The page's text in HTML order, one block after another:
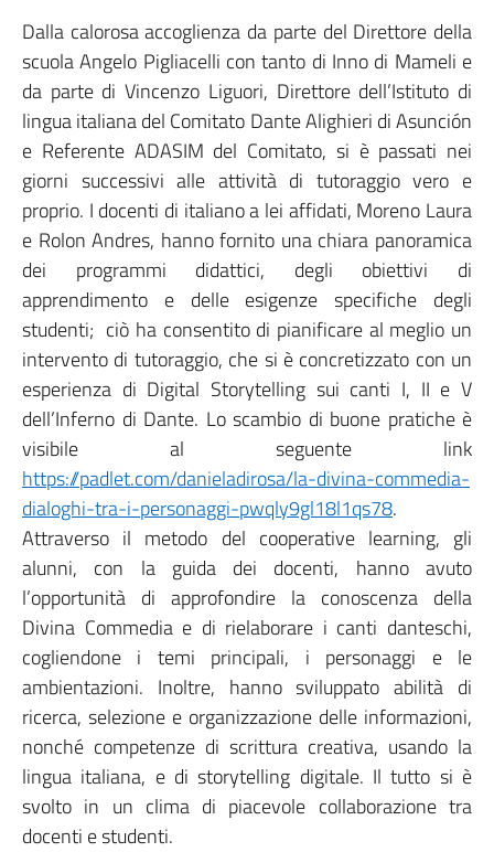
Dalla calorosa accoglienza da parte del Direttore della
scuola Angelo Pigliacelli con tanto di Inno di Mameli e
da parte di Vincenzo Liguori, Direttore dell’Istituto di
lingua italiana del Comitato Dante Alighieri di Asunción
e Referente ADASIM del Comitato, si è passati nei
giorni successivi alle attività di tutoraggio vero e
proprio. I docenti di italiano a lei affidati, Moreno Laura
e Rolon Andres, hanno fornito una chiara panoramica
dei programmi didattici, degli obiettivi di
apprendimento e delle esigenze specifiche degli
studenti; ciò ha consentito di pianificare al meglio un
intervento di tutoraggio, che si è concretizzato con un
esperienza di Digital Storytelling sui canti I, II e V
dell’Inferno di Dante. Lo scambio di buone pratiche è
visibile al seguente link
https://padlet.com/danieladirosa/la-divina-commedia-
dialoghi-tra-i-personaggi-pwqly9gl18l1qs78.
Attraverso il metodo del cooperative learning, gli
alunni, con la guida dei docenti, hanno avuto
l’opportunità di approfondire la conoscenza della
Divina Commedia e di rielaborare i canti danteschi,
cogliendone i temi principali, i personaggi e le
ambientazioni. Inoltre, hanno sviluppato abilità di
ricerca, selezione e organizzazione delle informazioni,
nonché competenze di scrittura creativa, usando la
lingua italiana, e di storytelling digitale. Il tutto si è
svolto in un clima di piacevole collaborazione tra
docenti e studenti.